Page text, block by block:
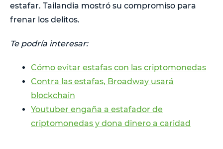
estafar. Tailandia mostró su compromiso para
frenar los delitos.
Te podría interesar:
Cómo evitar estafas con las criptomonedas
Contra las estafas, Broadway usará
blockchain
Youtuber engaña a estafador de
criptomonedas y dona dinero a caridad